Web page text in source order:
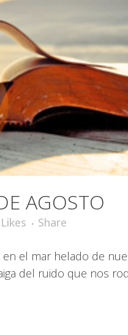
AGOSTO
Likes Share
el mar helado de
del ruido que nos